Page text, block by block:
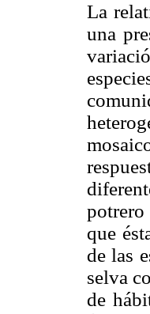
La
una
potrero
que
de las
selva
de